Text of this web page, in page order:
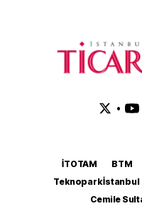
•
İTOTAM BTM
Teknopark İstanbul
Cemile